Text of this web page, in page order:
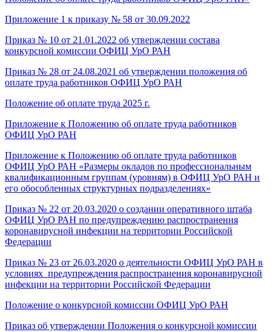
Приложение 1 к приказу № 58 от 30.09.2022
Приказ № 10 от 21.01.2022 об утверждении состава
конкурсной комиссии ОФИЦ УрО РАН
Приказ № 28 от 24.08.2021 об утверждении положения об
оплате труда работников ОФИЦ УрО РАН
Положение об оплате труда 2025 г.
Приложение к Положению об оплате труда работников
ОФИЦ УрО РАН
Приложение к Положению об оплате труда работников
ОФИЦ УрО РАН «Размеры окладов по профессиональным
квалификационным группам (уровням) в ОФИЦ УрО РАН и
его обособленных структурных подразделениях»
Приказ № 22 от 20.03.2020 о создании оперативного штаба
ОФИЦ УрО РАН по предупреждению распространения
коронавирусной инфекции на территории Российской
Федерации
Приказ № 23 от 26.03.2020 о деятельности ОФИЦ УрО РАН в
условиях предупреждения распространения коронавирусной
инфекции на территории Российской Федерации
Положение о конкурсной комиссии ОФИЦ УрО РАН
Приказ об утверждении Положения о конкурсной комиссии